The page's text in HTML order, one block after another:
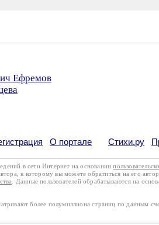
Ефремов
О портале Стихи.ру
в сети Интернет на основании
к которому вы можете обратиться на его
. Данные пользователей обрабатываются на
более полумиллиона страниц по данным